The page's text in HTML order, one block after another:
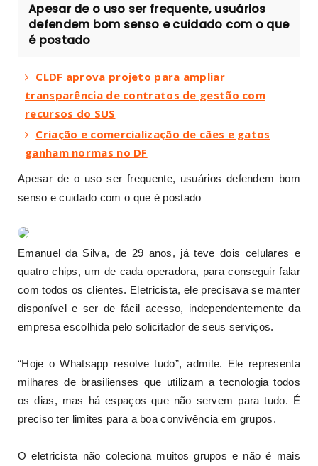
Apesar de o uso ser frequente, usuários
defendem bom senso e cuidado com o que
é postado
CLDF aprova projeto para ampliar
transparência de contratos de gestão com
recursos do SUS
Criação e comercialização de cães e gatos
ganham normas no DF
Apesar de o uso ser frequente, usuários defendem bom
senso e cuidado com o que é postado
Emanuel da Silva, de 29 anos, já teve dois celulares e
quatro chips, um de cada operadora, para conseguir falar
com todos os clientes. Eletricista, ele precisava se manter
disponível e ser de fácil acesso, independentemente da
empresa escolhida pelo solicitador de seus serviços.
“Hoje o Whatsapp resolve tudo”, admite. Ele representa
milhares de brasilienses que utilizam a tecnologia todos
os dias, mas há espaços que não servem para tudo. É
preciso ter limites para a boa convivência em grupos.
O eletricista não coleciona muitos grupos e não é mais